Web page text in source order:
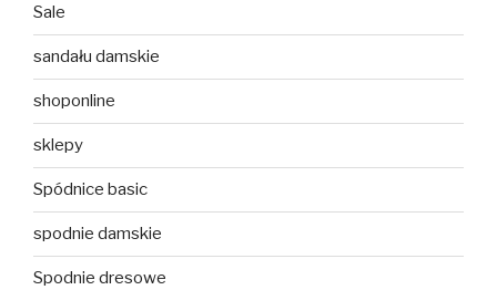
Sale
sandału damskie
shoponline
sklepy
Spódnice basic
spodnie damskie
Spodnie dresowe